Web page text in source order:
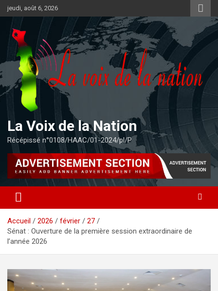
Aller
au
contenu
jeudi, août 6, 2026
La Voix de la Nation
Récépissé n°0108/HAAC/01-2024/pl/P
Accueil 2026 février
27
Sénat : Ouverture de la première session extraordinaire de
l’année 2026